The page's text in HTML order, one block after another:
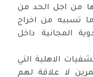
من اجل الحد من
تسببه من اخراج
المجانية داخل
الاهلية التي
لا علاقة لهم